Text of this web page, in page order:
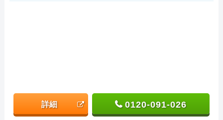
詳細 0120-091-026